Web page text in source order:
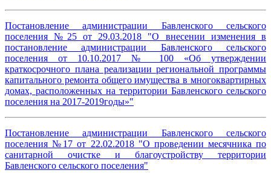
Постановление администрации Бавленского сельского
поселения №25 от 29.03.2018 "О внесении изменения в
постановление администрации Бавленского сельского
поселения от 10.10.2017 № 100 «Об утверждении
краткосрочного плана реализации региональной программы
капитального ремонта общего имущества в многоквартирных
домах, расположенных на территории Бавленского сельского
поселения на 2017-2019годы»"
Постановление администрации Бавленского сельского
поселения №17 от 22.02.2018 "О проведении месячника по
санитарной очистке и благоустройству территории
Бавленского сельского поселения"